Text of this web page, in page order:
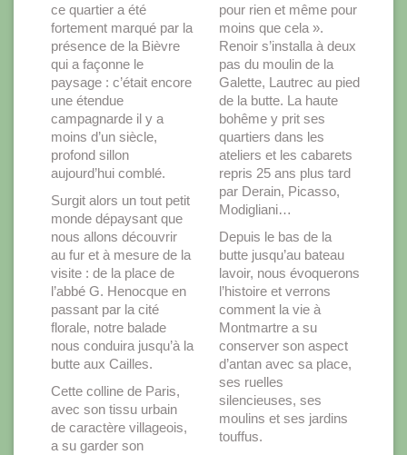
ce quartier a été
fortement marqué par la
présence de la Bièvre
qui a façonne le
paysage : c’était encore
une étendue
campagnarde il y a
moins d’un siècle,
profond sillon
aujourd’hui comblé.
Surgit alors un tout petit
monde dépaysant que
nous allons découvrir
au fur et à mesure de la
visite : de la place de
l’abbé G. Henocque en
passant par la cité
florale, notre balade
nous conduira jusqu’à la
butte aux Cailles.
Cette colline de Paris,
avec son tissu urbain
de caractère villageois,
a su garder son
pour rien et même pour
moins que cela ».
Renoir s’installa à deux
pas du moulin de la
Galette, Lautrec au pied
de la butte. La haute
bohême y prit ses
quartiers dans les
ateliers et les cabarets
repris 25 ans plus tard
par Derain, Picasso,
Modigliani…
Depuis le bas de la
butte jusqu’au bateau
lavoir, nous évoquerons
l’histoire et verrons
comment la vie à
Montmartre a su
conserver son aspect
d’antan avec sa place,
ses ruelles
silencieuses, ses
moulins et ses jardins
touffus.